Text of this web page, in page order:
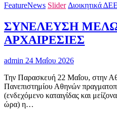
FeatureNews Slider Διοικητικά ΔΕΕ
ΣΥΝΕΛΕΥΣΗ
ΑΡΧΑΙΡΕΣΙΕΣ
admin 24 Μαΐου 2026
Την Παρασκευή 22 Μαΐου, στην
Πανεπιστημίου Αθηνών
(ενδεχόμενο καταιγίδας και
ώρα) η…